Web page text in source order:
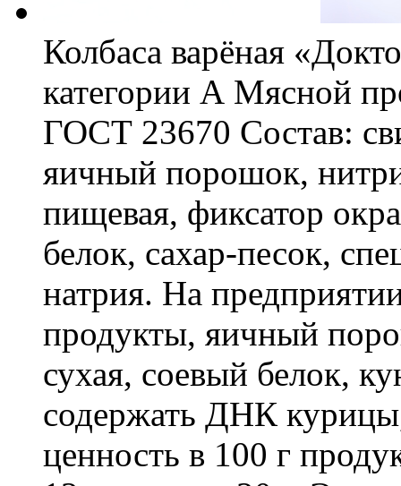
Колбаса варёная
категории А Мясной
ГОСТ 23670 Состав:
яичный порошок,
пищевая, фиксатор
белок, сахар-песок,
натрия. На
продукты, яичный
сухая, соевый белок,
содержать ДНК
ценность в 100 г